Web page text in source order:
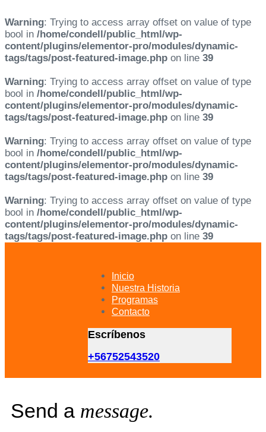
Warning: Trying to access array offset on value of type
bool in /home/condell/public_html/wp-
content/plugins/elementor-pro/modules/dynamic-
tags/tags/post-featured-image.php on line 39
Warning: Trying to access array offset on value of type
bool in /home/condell/public_html/wp-
content/plugins/elementor-pro/modules/dynamic-
tags/tags/post-featured-image.php on line 39
Warning: Trying to access array offset on value of type
bool in /home/condell/public_html/wp-
content/plugins/elementor-pro/modules/dynamic-
tags/tags/post-featured-image.php on line 39
Warning: Trying to access array offset on value of type
bool in /home/condell/public_html/wp-
content/plugins/elementor-pro/modules/dynamic-
tags/tags/post-featured-image.php on line 39
Inicio
Nuestra Historia
Programas
Contacto
Escríbenos
+56752543520
Send a message.